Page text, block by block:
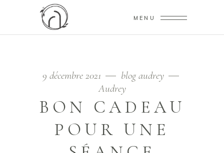
MENU
9 décembre 2021
blog audrey
Audrey
BON CADEAU
POUR UNE